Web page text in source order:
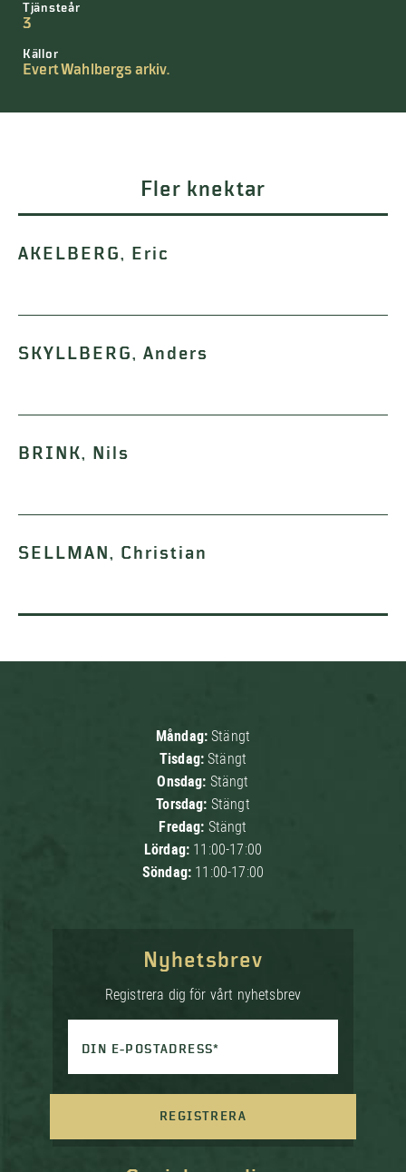
Tjänsteår
3
Källor
Evert Wahlbergs arkiv.
Fler knektar
AKELBERG, Eric
SKYLLBERG, Anders
BRINK, Nils
SELLMAN, Christian
Måndag:Stängt
Tisdag:Stängt
Onsdag: Stängt
Torsdag: Stängt
Fredag: Stängt
Lördag: 11:00-17:00
Söndag: 11:00-17:00
Nyhetsbrev
Registrera dig för vårt nyhetsbrev
DIN E-POSTADRESS*
REGISTRERA